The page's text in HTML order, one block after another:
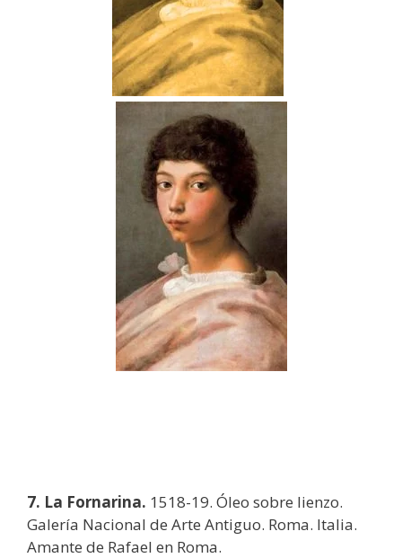
7. La Fornarina. 1518-19. Óleo sobre lienzo.
Galería Nacional de Arte Antiguo. Roma. Italia.
Amante de Rafael en Roma.